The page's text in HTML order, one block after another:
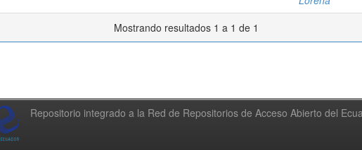
Mostrando resultados 1 a 1 de 1
Repositorio integrado a la Red de Repositorios de Acceso Abierto del